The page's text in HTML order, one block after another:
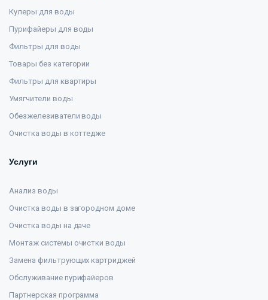
Кулеры для воды
Пурифайеры для воды
Фильтры для воды
Товары без категории
Фильтры для квартиры
Умягчители воды
Обезжелезиватели воды
Очистка воды в коттедже
Услуги
Анализ воды
Очистка воды в загородном доме
Очистка воды на даче
Монтаж системы очистки воды
Замена фильтрующих картриджей
Обслуживание пурифайеров
Партнерская программа